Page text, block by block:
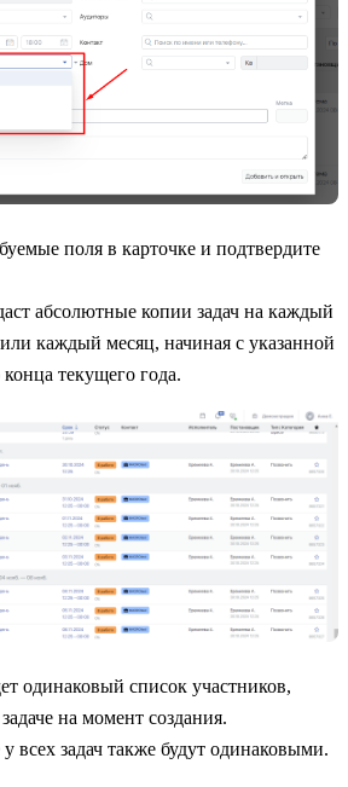
поля в карточке и подтвердите
абсолютные копии задач на каждый
каждый месяц, начиная с указанной
текущего года.
одинаковый список участников,
на момент создания.
всех задач также будут одинаковыми.